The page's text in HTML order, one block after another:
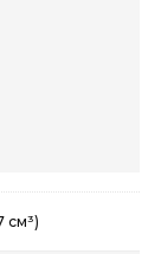
см³)